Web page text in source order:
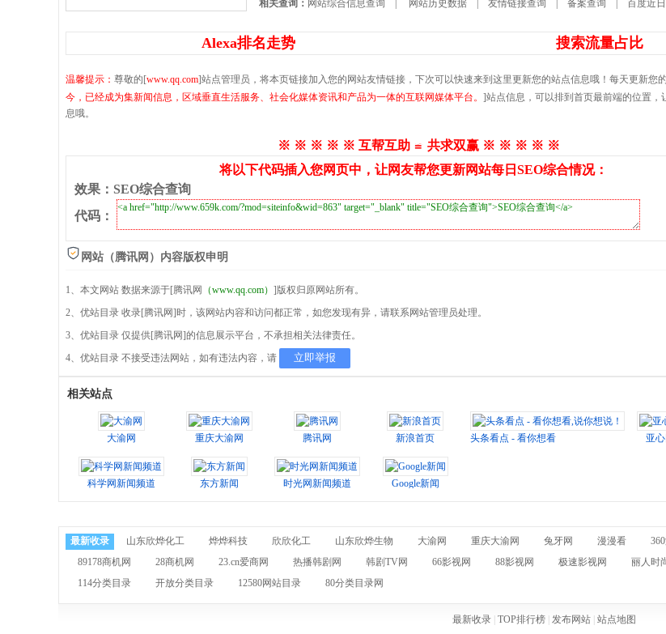
相关查询： 网站综合信息查询 网站历史数据 友情链接查询 备案查询 百度近
Alexa排名走势 搜索流量占比
温馨提示： 尊敬的[www.qq.com]站点管理员，将本页链接加入您的网站友情链接，下次可以快速来到这里更新您的站点信息哦！每天更新您
今，已经成为集新闻信息，区域垂直生活服务、社会化媒体资讯和产品为一体的互联网媒体平台。 ]站点信息，可以排到首页最前端的位置，
息哦。
※ ※ ※ ※ ※ 互帮互助 ≌ 共求双赢 ※ ※ ※ ※ ※
将以下代码插入您网页中，让网友帮您更新网站每日SEO综合情况：
效果 ： SEO综合查询
代码 ：
网站（腾讯网）内容版权申明
1、本文网站 数据来源于[腾讯网 （www.qq.com） ]版权归原网站所有。
2、优站目录 收录[腾讯网]时，该网站内容和访问都正常，如您发现有异，请联系网站管理员处理。
3、优站目录 仅提供[腾讯网]的信息展示平台，不承担相关法律责任。
4、优站目录 不接受违法网站，如有违法内容，请
立即举报
相关站点
大渝网 重庆大渝网 腾讯网 新浪首页 头条看点 - 看你想看,说你想说！ 亚
科学网新闻频道 东方新闻 时光网新闻频道 Google新闻
最新收录 山东欣烨化工 烨烨科技 欣欣化工 山东欣烨生物 大渝网 重庆大渝网 兔牙网 漫漫看
89178商机网
28商机网 23.cn爱商网 热播韩剧网 韩剧TV网 66影视网 88影视网 极速影视网 丽人时
114分类目录
开放分类目录 12580网站目录 80分类目录网
最新收录| TOP排行榜| 发布网站| 站点地图